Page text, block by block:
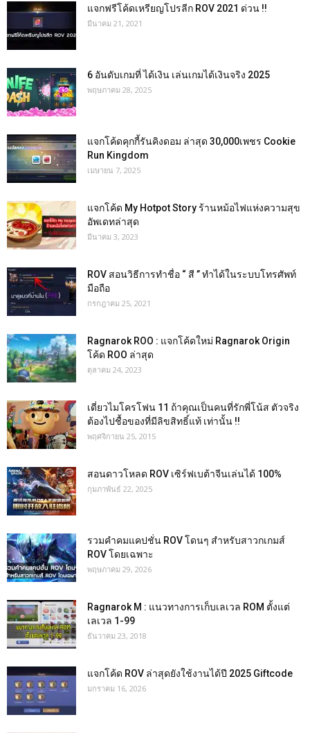
แจกฟรีโค้ดเหรียญโปรลีก ROV 2021 ด่วน !!
มีนาคม 21, 2021
6 อันดับเกมที่ ได้เงิน เล่นเกมได้เงินจริง 2025
พฤษภาคม 28, 2025
แจกโค้ดคุกกี้รันคิงดอม ล่าสุด 30,000เพชร Cookie
Run Kingdom
เมษายน 7, 2025
แจกโค้ด My Hotpot Story ร้านหม้อไฟแห่งความสุข
อัพเดทล่าสุด
มีนาคม 3, 2023
ROV สอนวิธีการทำชื่อ “ สี ” ทำได้ในระบบโทรศัพท์
มือถือ
กรกฎาคม 25, 2021
Ragnarok ROO : แจกโค้ดใหม่ Ragnarok Origin
โค้ด ROO ล่าสุด
ตุลาคม 24, 2023
เดี่ยวไมโครโฟน 11 ถ้าคุณเป็นคนที่รักพี่โน้ส ตัวจริง
ต้องไปชื้อของที่มีลิขสิทธิ์แท้ เท่านั้น !!
พฤศจิกายน 25, 2015
สอนดาวโหลด ROV เซิร์ฟเบต้าจีนเล่นได้ 100%
กุมภาพันธ์ 22, 2025
รวมคำคมแคปชั่น ROV โดนๆ สำหรับสาวกเกมส์
ROV โดยเฉพาะ
พฤษภาคม 29, 2026
Ragnarok M : แนวทางการเก็บเลเวล ROM ตั้งแต่
เลเวล 1-99
ธันวาคม 23, 2018
แจกโค้ด ROV ล่าสุดยังใช้งานได้ปี 2025 Giftcode
มกราคม 16, 2026